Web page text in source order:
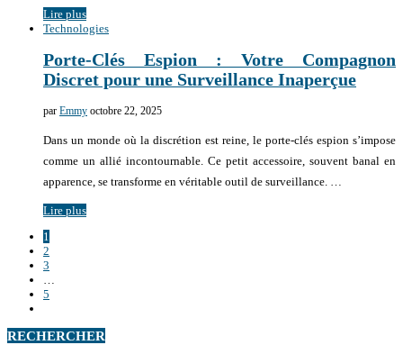
Lire plus
Technologies
Porte-Clés Espion : Votre Compagnon
Discret pour une Surveillance Inaperçue
par Emmy octobre 22, 2025
Dans un monde où la discrétion est reine, le porte-clés espion s’impose
comme un allié incontournable. Ce petit accessoire, souvent banal en
apparence, se transforme en véritable outil de surveillance. …
Lire plus
1
2
3
…
5
RECHERCHER